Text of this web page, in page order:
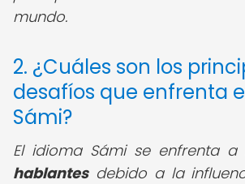
mundo.
2. ¿Cuáles son los
desafíos que enfrenta
Sámi?
El idioma Sámi se enfrenta a
hablantesdebido a la